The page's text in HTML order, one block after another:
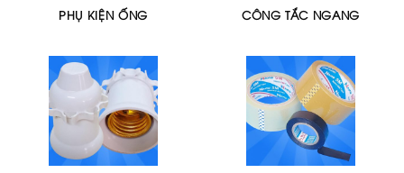
PHỤ KIỆN ỐNG CÔNG TẮC NGANG